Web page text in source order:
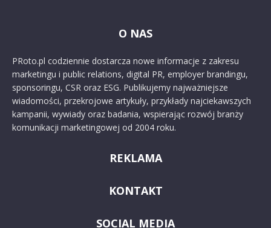
O NAS
PRoto.pl codziennie dostarcza nowe informacje z zakresu
marketingu i public relations, digital PR, employer brandingu,
sponsoringu, CSR oraz ESG. Publikujemy najważniejsze
wiadomości, przekrojowe artykuły, przykłady najciekawszych
kampanii, wywiady oraz badania, wspierając rozwój branży
komunikacji marketingowej od 2004 roku.
REKLAMA
KONTAKT
SOCIAL MEDIA